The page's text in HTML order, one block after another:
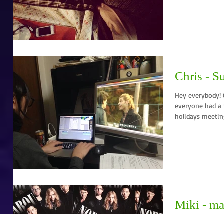
Chris -
Hey everybody! Chris here.
everyone had
holidays
Miki -